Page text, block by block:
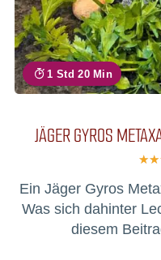
1 Std 20 Min
JÄGER GYROS
Ein Jäger Gyros
Was sich dahinter
diesem